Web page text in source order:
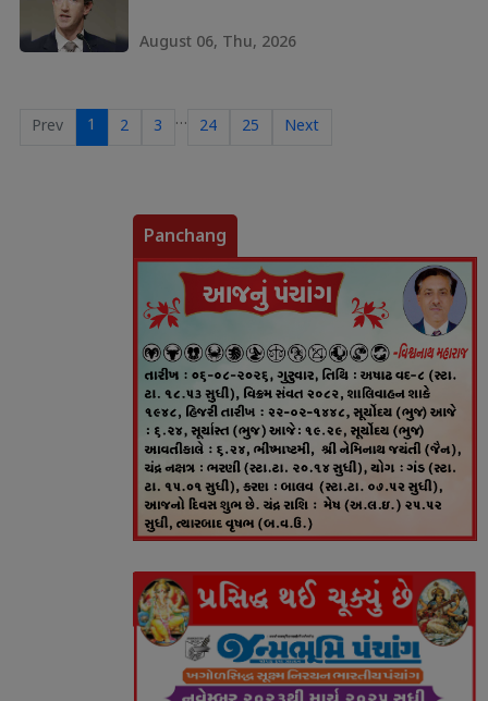
August 06, Thu, 2026
Prev 1 2 3 … 24 25 Next
Panchang